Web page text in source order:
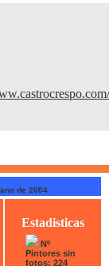
de 2004
Estadisticas
Nº
Pintores sin
fotos: 224